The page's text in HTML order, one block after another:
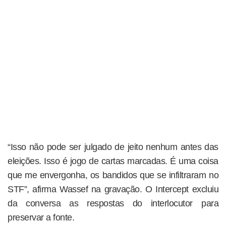
“Isso não pode ser julgado de jeito nenhum antes das
eleições. Isso é jogo de cartas marcadas. É uma coisa
que me envergonha, os bandidos que se infiltraram no
STF”, afirma Wassef na gravação. O Intercept excluiu
da conversa as respostas do interlocutor para
preservar a fonte.